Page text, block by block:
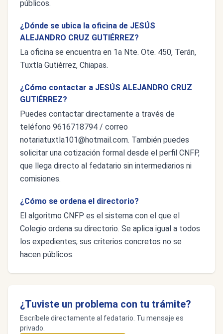
públicos.
¿Dónde se ubica la oficina de JESÚS
ALEJANDRO CRUZ GUTIÉRREZ?
La oficina se encuentra en 1a Nte. Ote. 450, Terán,
Tuxtla Gutiérrez, Chiapas.
¿Cómo contactar a JESÚS ALEJANDRO CRUZ
GUTIÉRREZ?
Puedes contactar directamente a través de
teléfono 9616718794 / correo
notariatuxtla101@hotmail.com. También puedes
solicitar una cotización formal desde el perfil CNFP,
que llega directo al fedatario sin intermediarios ni
comisiones.
¿Cómo se ordena el directorio?
El algoritmo CNFP es el sistema con el que el
Colegio ordena su directorio. Se aplica igual a todos
los expedientes; sus criterios concretos no se
hacen públicos.
¿Tuviste un problema con tu trámite?
Escríbele directamente al fedatario. Tu mensaje es
privado.